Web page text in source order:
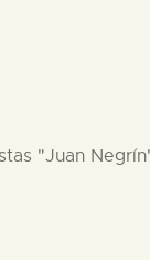
"Juan